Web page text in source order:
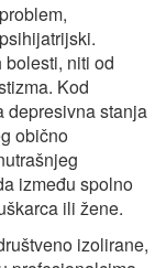
niti od
Kod
depresivna stanja
obično
između spolno
ili žene.
izolirane,